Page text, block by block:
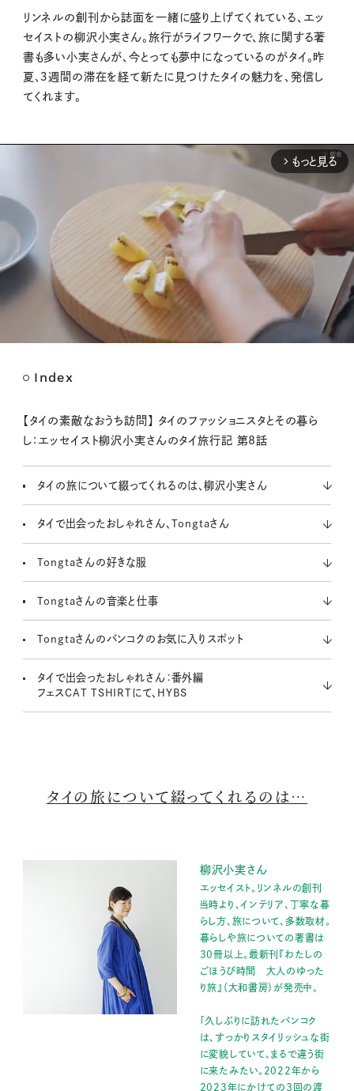
リンネルの創刊から誌面を一緒に盛り上げてくれている、エッ
セイストの柳沢小実さん。旅行がライフワークで、旅に関する著
書も多い小実さんが、今とっても夢中になっているのがタイ。昨
夏、３週間の滞在を経て新たに見つけたタイの魅力を、発信し
てくれます。
arrow_forward_ios もっと見る
t
Index
【タイの素敵なおうち訪問】 タイのファッショニスタとその暮ら
し：エッセイスト柳沢小実さんのタイ旅行記 第8話
タイの旅について綴ってくれるのは、柳沢小実さん
タイで出会ったおしゃれさん、Tongtaさん
Tongtaさんの好きな服
Tongtaさんの音楽と仕事
Tongtaさんのバンコクのお気に入りスポット
タイで出会ったおしゃれさん：番外編
フェスCAT TSHIRTにて、HYBS
タイの旅について綴ってくれるのは…
柳沢小実さん
エッセイスト。リンネルの創刊
当時より、インテリア、丁寧な暮
らし方、旅について、多数取材。
暮らしや旅についての著書は
30冊以上。最新刊『わたしの
ごほうび時間 大人のゆった
り旅』（大和書房）が発売中。
「久しぶりに訪れたバンコク
は、すっかりスタイリッシュな街
に変貌していて、まるで違う街
に来たみたい。2022年から
2023年にかけての３回の渡